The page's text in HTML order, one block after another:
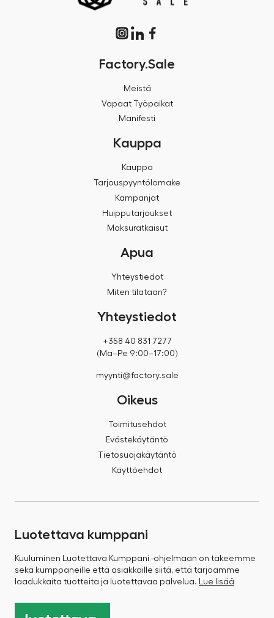
Factory.Sale
Meistä
Vapaat Työpaikat
Manifesti
Kauppa
Kauppa
Tarjouspyyntölomake
Kampanjat
Huipputarjoukset
Maksuratkaisut
Apua
Yhteystiedot
Miten tilataan?
Yhteystiedot
+358 40 831 7277
(Ma–Pe 9:00–17:00)
myynti@factory.sale
Oikeus
Toimitusehdot
Evästekäytäntö
Tietosuojakäytäntö
Käyttöehdot
Luotettava kumppani
Kuuluminen Luotettava Kumppani -ohjelmaan on takeemme
sekä kumppaneille että asiakkaille siitä, että tarjoamme
laadukkaita tuotteita ja luotettavaa palvelua.
Lue lisää